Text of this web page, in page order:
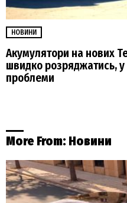
НОВИНИ
Акумулятори на нових
швидко розряджатись,
проблеми
More From: Новини